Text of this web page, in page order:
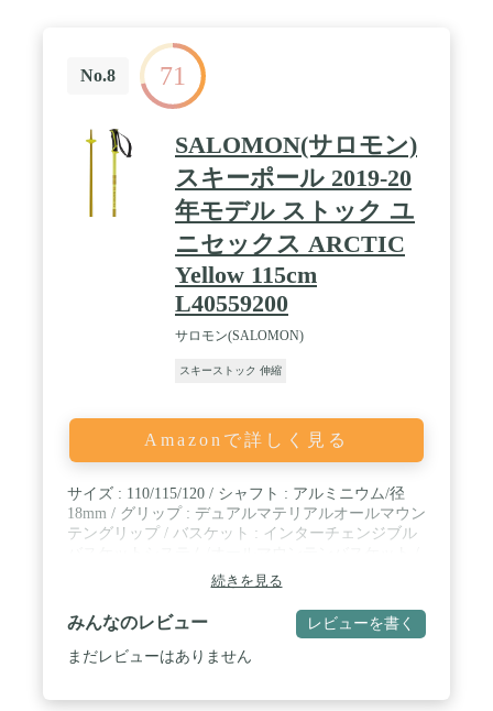
No.8 71
SALOMON(サロモン)
スキーポール 2019-20
年モデル ストック ユ
ニセックス ARCTIC
Yellow 115cm
L40559200
サロモン(SALOMON)
スキーストック 伸縮
Amazonで詳しく見る
サイズ : 110/115/120 / シャフト : アルミニウム/径
18mm / グリップ : デュアルマテリアルオールマウン
テングリップ / バスケット : インターチェンジブル
ストラップ : スタンダードストラップ / 先端部 : ス
タンダード / カラー : Yellow
続きを見る
みんなのレビュー レビューを書く
まだレビューはありません